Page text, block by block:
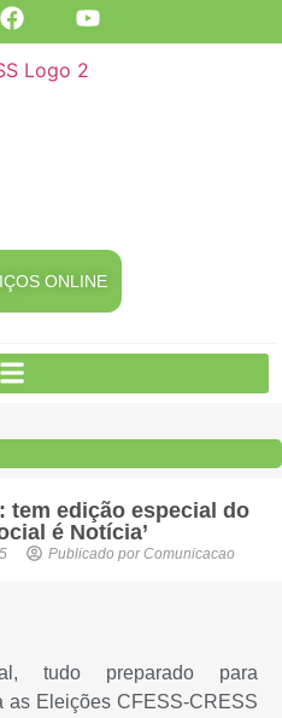
ONLINE
tem edição especial do
é Notícia’
Publicado porComunicacao
tudo preparado para
as Eleições CFESS-CRESS